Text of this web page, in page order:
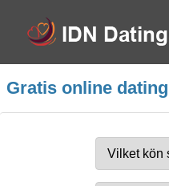
Gratis online